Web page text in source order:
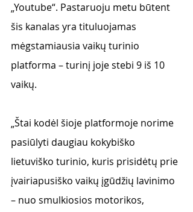
„Youtube“. Pastaruoju metu būtent
šis kanalas yra tituluojamas
mėgstamiausia vaikų turinio
platforma – turinį joje stebi 9 iš 10
vaikų.
„Štai kodėl šioje platformoje norime
pasiūlyti daugiau kokybiško
lietuviško turinio, kuris prisidėtų prie
įvairiapusiško vaikų įgūdžių lavinimo
– nuo smulkiosios motorikos,